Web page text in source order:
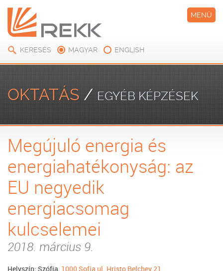
KERESÉS MAGYAR ENGLISH
MENÜ
OKTATÁS / EGYÉB KÉPZÉSEK
Megújuló energia és
energiahatékonyság: az
EU negyedik
energiacsomag
kulcselemei
2018. március 9.
Helyszín: Szófia, 1000 Sofia ul. Hristo Belchev 21